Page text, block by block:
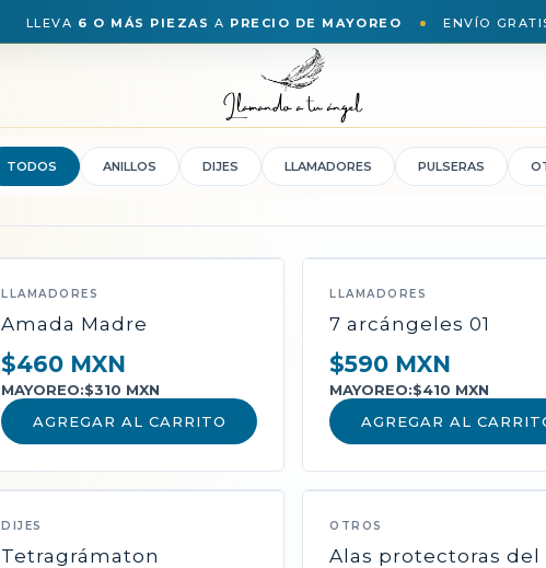
LLEVA 6 O MÁS PIEZAS A PRECIO DE MAYOREO ENVÍO
TODOS ANILLOS DIJES LLAMADORES PULSERAS
LLAMADORES
Amada Madre
$460 MXN
MAYOREO:$310 MXN
AGREGAR AL CARRITO
LLAMADORES
7 arcángeles 01
$590 MXN
MAYOREO:$410 MXN
AGREGAR AL
DIJES
Tetragrámaton
NUEVO
OTROS
Alas protectoras del